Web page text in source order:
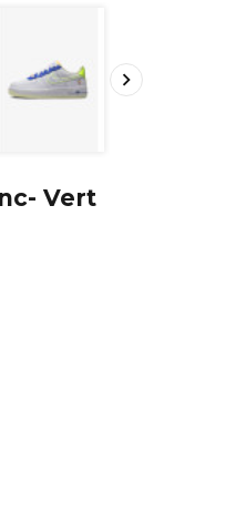

Vert